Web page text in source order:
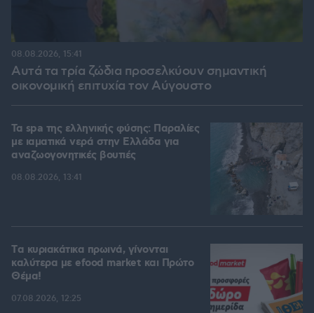
Αυτά τα τρία ζώδια προσελκύουν σημαντική
οικονομική επιτυχία τον Αύγουστο
08.08.2026, 15:41
Τα spa της ελληνικής φύσης: Παραλίες
με ιαματικά νερά στην Ελλάδα για
αναζωογονητικές βουτιές
08.08.2026, 13:41
Tα κυριακάτικα πρωινά, γίνονται
καλύτερα με efood market και Πρώτο
Θέμα!
07.08.2026, 12:25